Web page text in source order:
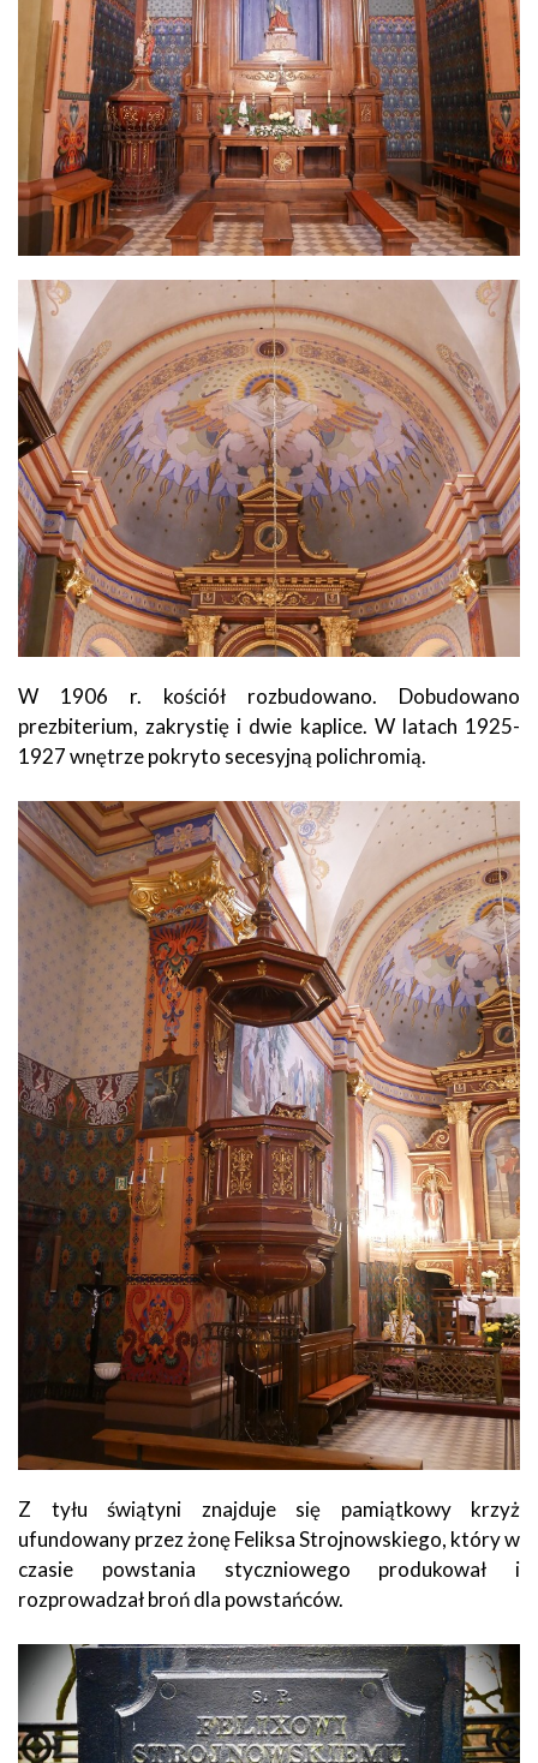
W 1906 r. kościół rozbudowano. Dobudowano
prezbiterium, zakrystię i dwie kaplice. W latach 1925-
1927 wnętrze pokryto secesyjną polichromią.
Z tyłu świątyni znajduje się pamiątkowy krzyż
ufundowany przez żonę Feliksa Strojnowskiego, który w
czasie powstania styczniowego produkował i
rozprowadzał broń dla powstańców.